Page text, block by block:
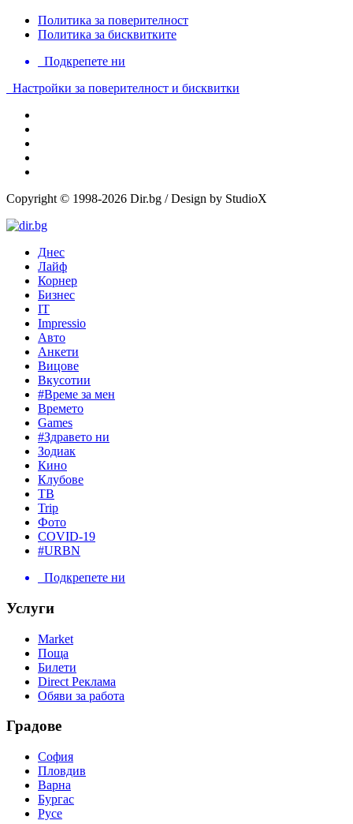
Политика за поверителност
Политика за бисквитките
Подкрепете ни
Настройки за поверителност и бисквитки
Copyright © 1998-2026 Dir.bg / Design by StudioX
Днес
Лайф
Корнер
Бизнес
IT
Impressio
Авто
Анкети
Вицове
Вкусотии
#Време за мен
Времето
Games
#Здравето ни
Зодиак
Кино
Клубове
ТВ
Trip
Фото
COVID-19
#URBN
Подкрепете ни
Услуги
Market
Поща
Билети
Direct Реклама
Обяви за работа
Градове
София
Пловдив
Варна
Бургас
Русе